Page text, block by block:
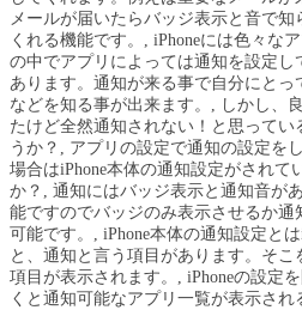
メールが届いたらバッジ表示と音で
くれる機能です。, iPhoneには色々な
の中でアプリによっては通知を設定し
あります。通知が来る事で自分にと
などを知る事が出来ます。, しかし、
たけど全然通知されない！と思ってい
うか？, アプリの設定で通知の設定を
場合はiPhone本体の通知設定がされて
か？, 通知にはバッジ表示と通知音が
能ですのでバッジのみ表示させるか
可能です。, iPhone本体の通知設定と
と、通知と言う項目があります。そこ
項目が表示されます。, iPhoneの設定
くと通知可能なアプリ一覧が表示さ